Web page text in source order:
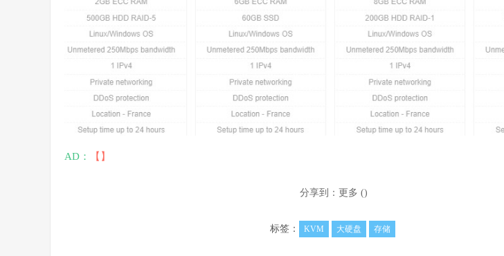
AD： 【】
分享到： 更多 ()
标签： KVM 大硬盘 存储